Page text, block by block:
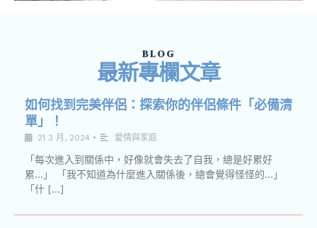
BLOG
最新專欄文章
如何找到完美伴侶：探索你的伴侶條件「必備清
單」！
21 3 月, 2024 • 愛情與家庭
「每次進入到關係中，好像就會失去了自我，總是好累好
累…」 「我不知道為什麼進入關係後，總會覺得怪怪的…」
「什 […]